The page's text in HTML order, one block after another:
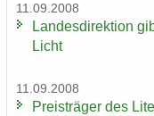
11.09.2008
Lan­des­di­rek­ti­on
Licht
11.09.2008
Preis­trä­ger des